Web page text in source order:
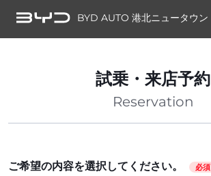
BYD AUTO 港北ニュータウン
試乗・来店予約
Reservation
ご希望の内容を選択してください。 必須